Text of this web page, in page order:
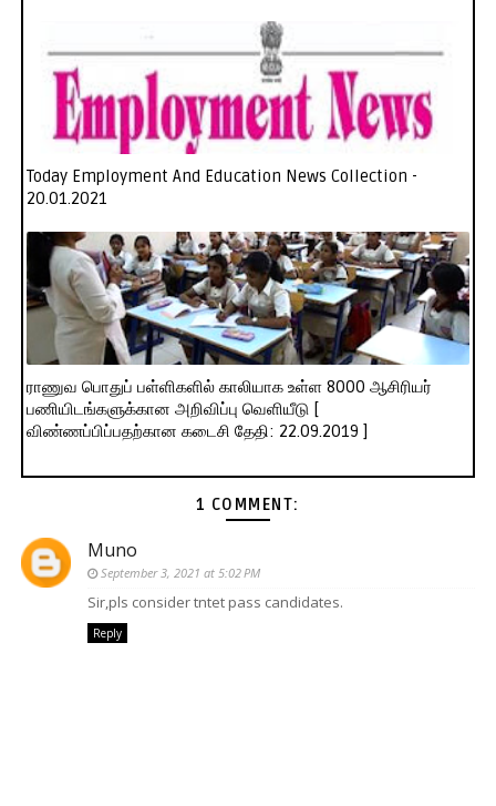
Today Employment And Education News Collection -
20.01.2021
ராணுவ பொதுப் பள்ளிகளில் காலியாக உள்ள 8000 ஆசிரியர்
பணியிடங்களுக்கான அறிவிப்பு வெளியீடு [
விண்ணப்பிப்பதற்கான கடைசி தேதி: 22.09.2019 ]
1 COMMENT:
Muno
September 3, 2021 at 5:02 PM
Sir,pls consider tntet pass candidates.
Reply